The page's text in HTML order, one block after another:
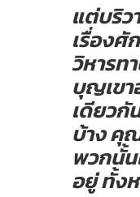
แต่บริว
เรื่อง
วิหารท
บุญเขา
เดียวกั
บ้าง คุ
พวกนั้น
อยู่ ทั้ง